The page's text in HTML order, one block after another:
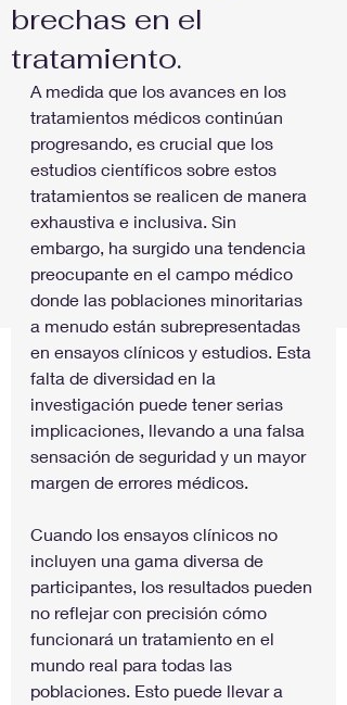
brechas en el
tratamiento.
A medida que los avances en los
tratamientos médicos continúan
progresando, es crucial que los
estudios científicos sobre estos
tratamientos se realicen de manera
exhaustiva e inclusiva. Sin
embargo, ha surgido una tendencia
preocupante en el campo médico
donde las poblaciones minoritarias
a menudo están subrepresentadas
en ensayos clínicos y estudios. Esta
falta de diversidad en la
investigación puede tener serias
implicaciones, llevando a una falsa
sensación de seguridad y un mayor
margen de errores médicos.
Cuando los ensayos clínicos no
incluyen una gama diversa de
participantes, los resultados pueden
no reflejar con precisión cómo
funcionará un tratamiento en el
mundo real para todas las
poblaciones. Esto puede llevar a